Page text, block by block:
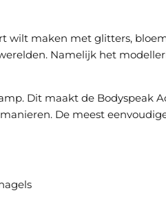
wilt maken met glitters,
Namelijk het
Dit maakt de Bodyspeak
De meest